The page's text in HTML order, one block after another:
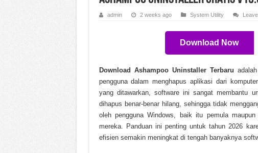
Office Tool Plus v11.5.7.0 Unduhan
Blumentals Webuilder v18.8.0.278
Pompeii The Legacy Build 24291604
Soda PDF Desktop Pro
admin 2 weeks ago System Utility
Download Now
Download Ashampoo Uninstaller Terbaru
pengguna dalam menghapus aplikasi dari
yang ditawarkan, software ini sangat membantu
dihapus benar-benar hilang, sehingga tidak
oleh pengguna Windows, baik itu pemula
mereka. Panduan ini penting untuk tahun 2026
efisien semakin meningkat di tengah banyaknya